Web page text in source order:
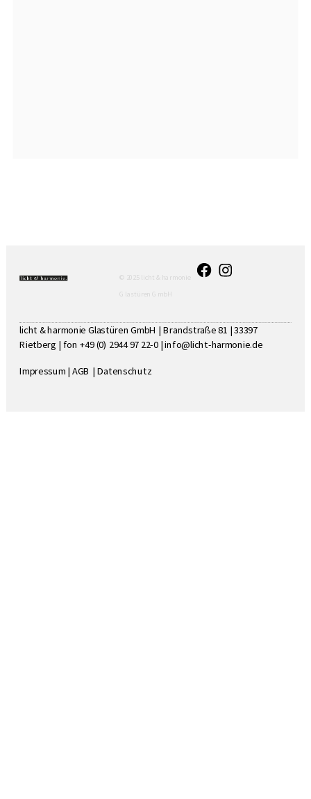
© 2025 licht & harmonie
Glastüren GmbH
licht & harmonie Glastüren GmbH | Brandstraße 81 | 33397
Rietberg | fon +49 (0) 2944 97 22-0 |info@licht-harmonie.de
Impressum | AGB | Datenschutz